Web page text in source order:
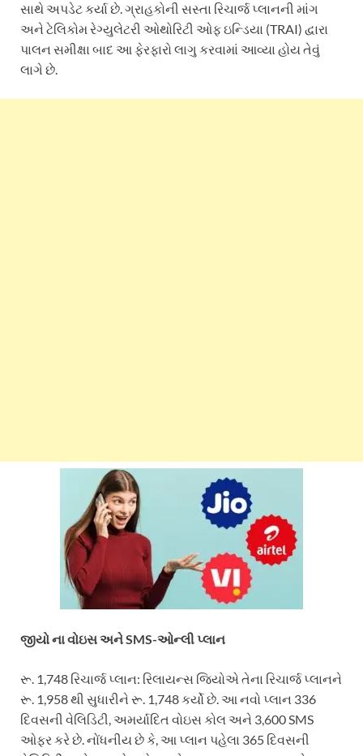
સાથે અપડેટ કર્યા છે. ગ્રાહકોની સસ્તા રિચાર્જ પ્લાનની માંગ
અને ટેલિકોમ રેગ્યુલેટરી ઓથોરિટી ઓફ ઇન્ડિયા (TRAI) દ્વારા
પાલન સમીક્ષા બાદ આ ફેરફારો લાગુ કરવામાં આવ્યા હોય તેવું
લાગે છે.
જીયો ના વોઇસ અને SMS-ઓન્લી પ્લાન
રૂ. 1,748 રિચાર્જ પ્લાન: રિલાયન્સ જિયોએ તેના રિચાર્જ પ્લાનને
રૂ. 1,958 થી સુધારીને રૂ. 1,748 કર્યો છે. આ નવો પ્લાન 336
દિવસની વેલિડિટી, અમર્યાદિત વોઇસ કોલ અને 3,600 SMS
ઓફર કરે છે. નોંધનીય છે કે, આ પ્લાન પહેલા 365 દિવસની